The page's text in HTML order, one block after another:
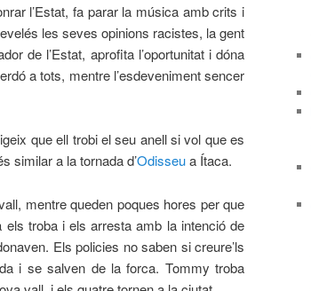
l’Estat, fa parar la música amb crits i
les seves opinions racistes, la gent
de l’Estat, aprofita l’oportunitat i dóna
a tots, mentre l’esdeveniment sencer
que ell trobi el seu anell si vol que es
similar a la tornada d’Odisseua Ítaca.
mentre queden poques hores per que
els troba i els arresta amb la intenció de
Els policies no saben si creure’ls
i se salven de la forca. Tommy troba